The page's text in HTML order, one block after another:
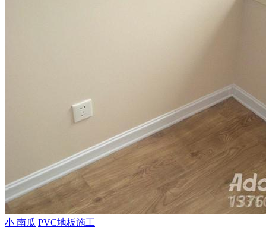
小 南瓜 PVC地板施工